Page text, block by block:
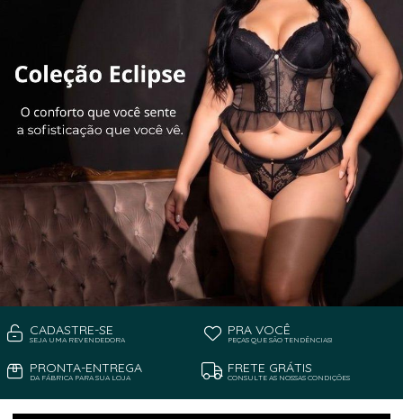
CADASTRE-SE
SEJA UMA REVENDEDORA
PRA VOCÊ
PEÇAS QUE SÃO TENDÊNCIAS!
PRONTA-ENTREGA
DA FÁBRICA PARA SUA LOJA
FRETE GRÁTIS
CONSULTE AS NOSSAS CONDIÇÕES